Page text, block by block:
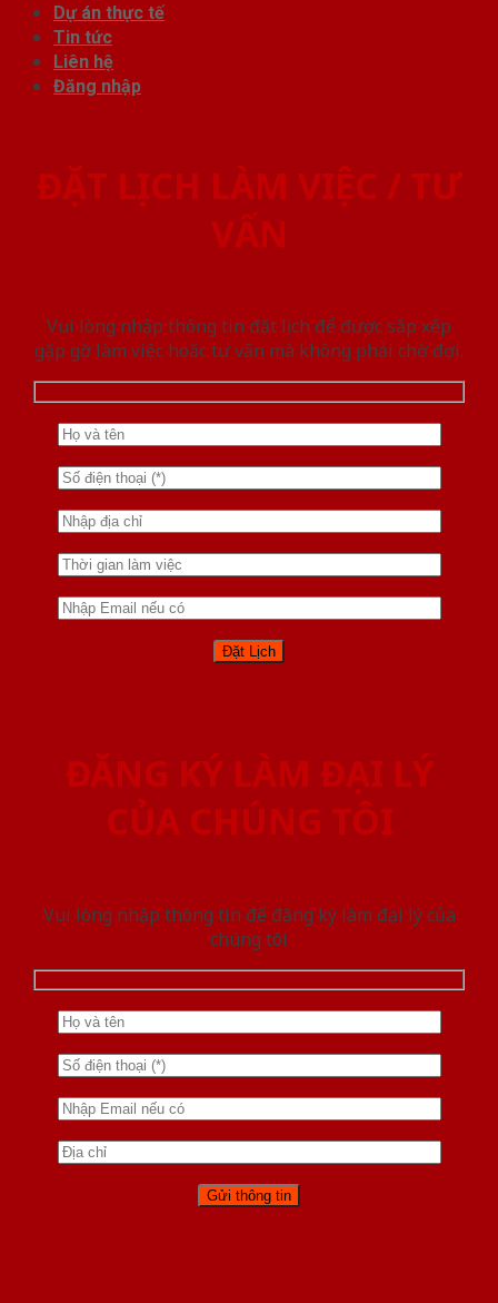
Dự án thực tế
Tin tức
Liên hệ
Đăng nhập
ĐẶT LỊCH LÀM VIỆC / TƯ
VẤN
Vui lòng nhập thông tin đặt lịch để được sắp xếp
gặp gỡ làm việc hoăc tư vấn mà không phải chờ đợi.
ĐĂNG KÝ LÀM ĐẠI LÝ
CỦA CHÚNG TÔI
Vui lòng nhập thông tin để đăng ký làm đại lý của
chúng tôi